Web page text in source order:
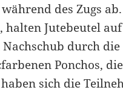
des Zugs
halten Jutebeutel
durch die
Ponchos,
sich die